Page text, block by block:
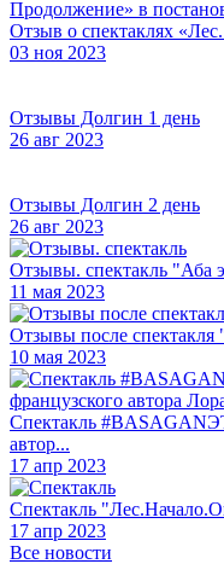
Отзыв о спектаклях
03 ноя 2023
Отзывы Долгин 1 день
26 авг 2023
Отзывы Долгин 2 день
26 авг 2023
Отзывы. спектакль "Аба
11 мая 2023
Отзывы после спектакля
10 мая 2023
Спектакль
автор...
17 апр 2023
Спектакль
17 апр 2023
Все новости